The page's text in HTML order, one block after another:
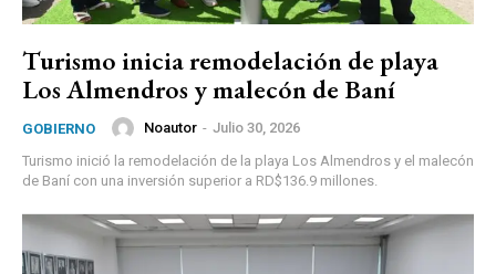
Turismo inicia remodelación de playa
Los Almendros y malecón de Baní
GOBIERNO Noautor - Julio 30, 2026
Turismo inició la remodelación de la playa Los Almendros y el malecón
de Baní con una inversión superior a RD$136.9 millones.